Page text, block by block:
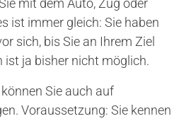
mit dem Auto, Zug oder
ist immer gleich: Sie haben
sich, bis Sie an Ihrem Ziel
ist ja bisher nicht möglich.
Sie auch auf
Voraussetzung: Sie kennen